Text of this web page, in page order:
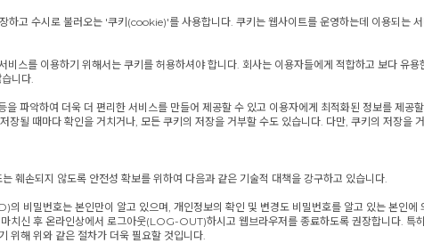
하고 수시로 불러오는 '쿠키(cookie)'를 사용합니다. 쿠키는 웹사이트를 운영하는데 이용되는
를 이용하기 위해서는 쿠키를 허용하셔야 합니다. 회사는 이용자들에게 적합하고 보다 유
니다.
파악하여 더욱 더 편리한 서비스를 만들어 제공할 수 있고 이용자에게 최적화된 정보를 제공
될 때마다 확인을 거치거나, 모든 쿠키의 저장을 거부할 수도 있습니다. 다만, 쿠키의 저장을
훼손되지 않도록 안전성 확보를 위하여 다음과 같은 기술적 대책을 강구하고 있습니다.
비밀번호는 본인만이 알고 있으며, 개인정보의 확인 및 변경도 비밀번호를 알고 있는 본인
치신 후 온라인상에서 로그아웃(LOG-OUT)하시고 웹브라우저를 종료하도록 권장합니다. 특
위해 위와 같은 절차가 더욱 필요할 것입니다.